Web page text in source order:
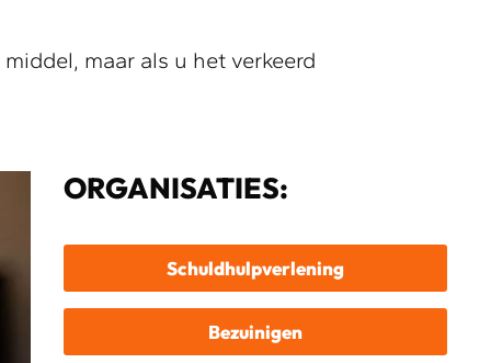
maar als u het verkeerd
ORGANISATIES:
Schuldhulpverlening
Bezuinigen